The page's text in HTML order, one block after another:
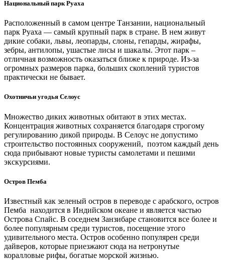
Национальный парк Руаха
Расположенный в самом центре Танзании, национальный
парк Руаха — самый крупный парк в стране. В нем живут
дикие собаки, львы, леопарды, слоны, гепарды, жирафы,
зебры, антилопы, ушастые лисы и шакалы. Этот парк –
отличная возможность оказаться ближе к природе. Из-за
огромных размеров парка, больших скоплений туристов
практически не бывает.
Охотничьи угодья Селоус
Множество диких животных обитают в этих местах.
Концентрация животных сохраняется благодаря строгому
регулированию дикой природы. В Селоус не допустимо
строительство постоянных сооружений, поэтом каждый день
сюда прибывают новые туристы самолетами и пешими
экскурсиями.
Остров Пемба
Известный как зеленый остров в переводе с арабского, остров
Пемба находится в Индийском океане и является частью
Острова Спайс. В соседнем Занзибаре становится все более и
более популярным среди туристов, посещение этого
удивительного места. Остров особенно популярен среди
дайверов, которые приезжают сюда на нетронутые
коралловые рифы, богатые морской жизнью.